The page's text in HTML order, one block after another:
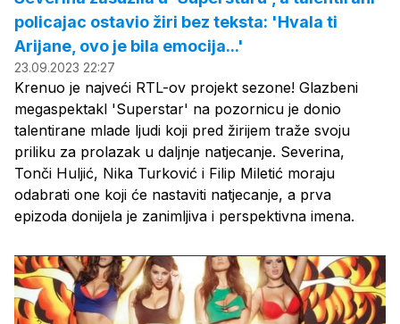
policajac ostavio žiri bez teksta: 'Hvala ti
Arijane, ovo je bila emocija...'
23.09.2023 22:27
Krenuo je najveći RTL-ov projekt sezone! Glazbeni
megaspektakl 'Superstar' na pozornicu je donio
talentirane mlade ljudi koji pred žirijem traže svoju
priliku za prolazak u daljnje natjecanje. Severina,
Tonči Huljić, Nika Turković i Filip Miletić moraju
odabrati one koji će nastaviti natjecanje, a prva
epizoda donijela je zanimljiva i perspektivna imena.